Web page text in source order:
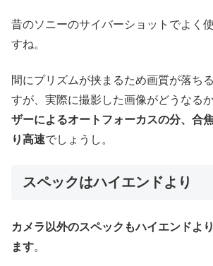
昔のソニーのサイバーショットでよく
すね。
間にプリズムが挟まるため画質が落ち
すが、実際に撮影した画像がどうなる
ザーによるオートフォーカスの分、合
り高速でしょうし。
スペックはハイエンドより
カメラ以外のスペックもハイエンドよ
ます。